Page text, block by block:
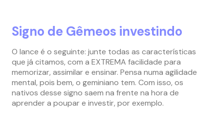
Signo de Gêmeos investindo
O lance é o seguinte: junte todas as características
que já citamos, com a EXTREMA facilidade para
memorizar, assimilar e ensinar. Pensa numa agilidade
mental, pois bem, o geminiano tem. Com isso, os
nativos desse signo saem na frente na hora de
aprender a poupar e investir, por exemplo.